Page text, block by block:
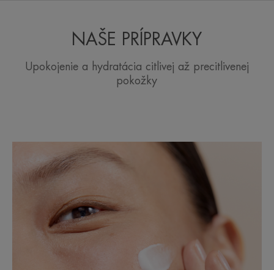
NAŠE PRÍPRAVKY
Upokojenie a hydratácia citlivej až precitlivenej
pokožky